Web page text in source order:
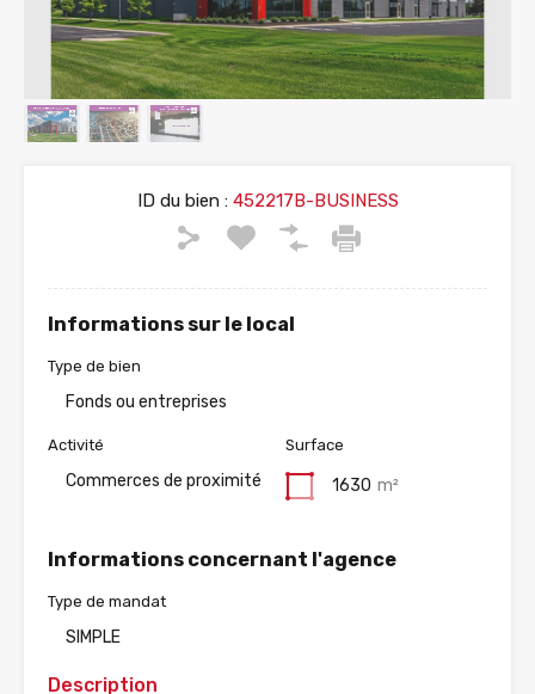
ID du bien :452217B-BUSINESS
Informations sur le local
Type de bien
Fonds ou entreprises
Activité
Commerces de proximité
Surface
1630 m²
Informations concernant l'agence
Type de mandat
SIMPLE
Description